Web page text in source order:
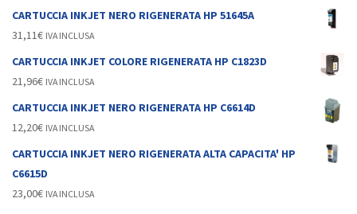
CARTUCCIA INKJET NERO RIGENERATA HP 51645A
31,11€ IVA INCLUSA
CARTUCCIA INKJET COLORE RIGENERATA HP C1823D
21,96€ IVA INCLUSA
CARTUCCIA INKJET NERO RIGENERATA HP C6614D
12,20€ IVA INCLUSA
CARTUCCIA INKJET NERO RIGENERATA ALTA CAPACITA' HP
C6615D
23,00€ IVA INCLUSA